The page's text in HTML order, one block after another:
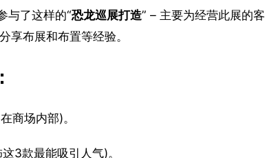
与了这样的“恐龙巡展打造” – 主要为经营此展的客
享布展和布置等经验。
商场内部)。
3款最能吸引人气)。